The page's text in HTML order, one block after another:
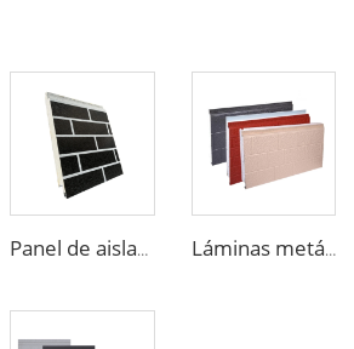
Panel de aislamiento impermeable y resistente al fuego al aire libre de espuma de EPS Láminas metálicas aislantes con paneles decorativos de espuma de EPS